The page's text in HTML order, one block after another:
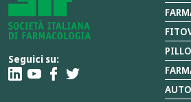
Seguici su: